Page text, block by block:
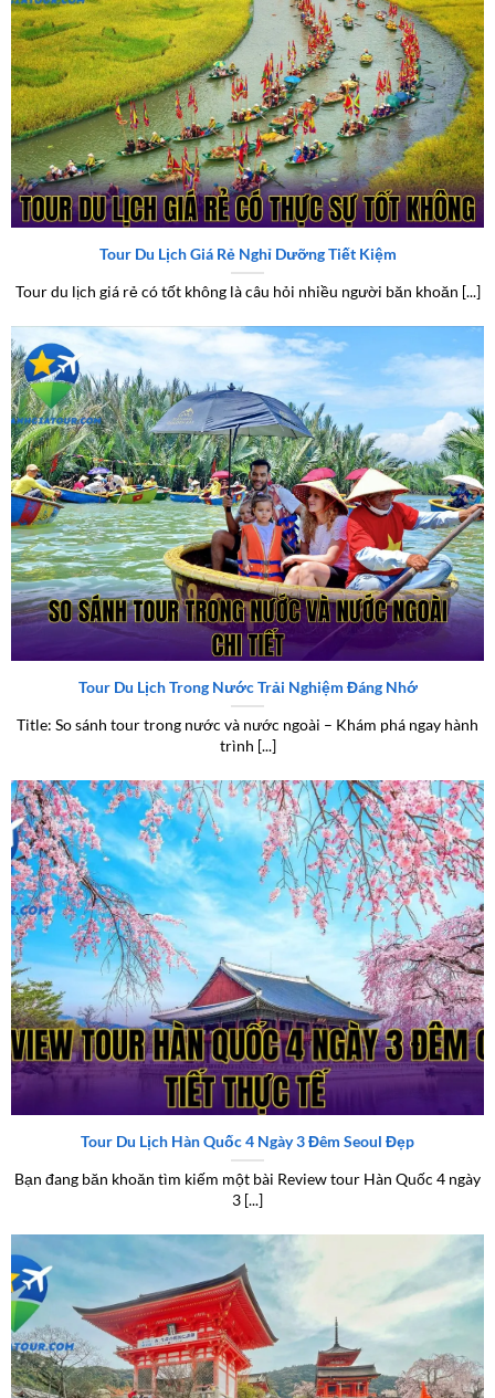
Tour du lịch giá rẻ có thực sự tốt không
Tour Du Lịch Giá Rẻ Nghỉ Dưỡng Tiết Kiệm
Tour du lịch giá rẻ có tốt không là câu hỏi nhiều người băn khoăn [...]
So sánh tour trong nước và nước ngoài chi tiết
Tour Du Lịch Trong Nước Trải Nghiệm Đáng Nhớ
Title: So sánh tour trong nước và nước ngoài – Khám phá ngay hành
trình [...]
Review tour Hàn Quốc 4 ngày 3 đêm chi tiết thực tế
Tour Du Lịch Hàn Quốc 4 Ngày 3 Đêm Seoul Đẹp
Bạn đang băn khoăn tìm kiếm một bài Review tour Hàn Quốc 4 ngày
3 [...]